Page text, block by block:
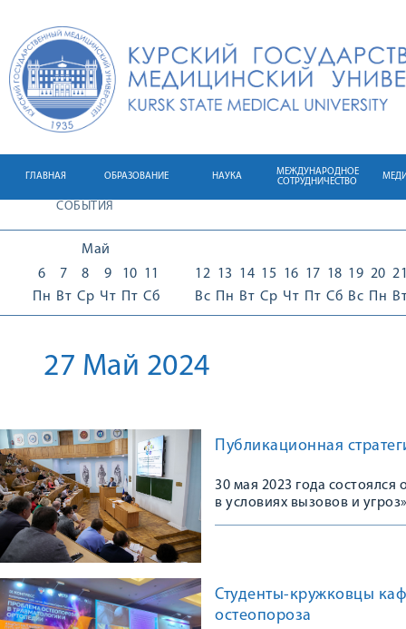
ГЛАВНАЯ ОБРАЗОВАНИЕ НАУКА
МЕЖДУНАРОДНОЕ
СОТРУДНИЧЕСТВО
СОБЫТИЯ
Май
6
Пн
7
Вт
8
Ср
9
Чт
10
Пт
11
Сб
12
Вс
13
Пн
14
Вт
15
Ср
16
Чт
17
Пт
18
Сб
19
Вс
20
Пн
27 Май 2024
Публикационная
30 мая 2023 года
в условиях вызовов и
Студенты-кружковцы
остеопороза